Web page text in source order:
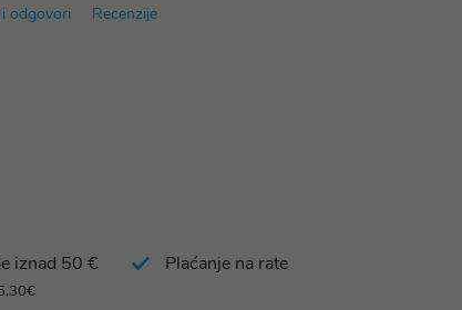
odgovori Recenzije
iznad 50 € Plaćanje na rate